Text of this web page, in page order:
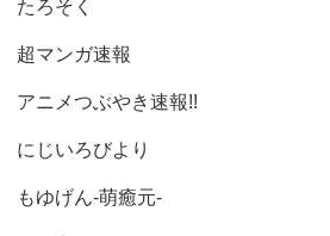
たろそく
超マンガ速報
アニメつぶやき速報!!
にじいろびより
もゆげん-萌癒元-